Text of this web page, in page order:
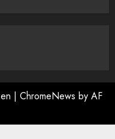
| ChromeNews by AF